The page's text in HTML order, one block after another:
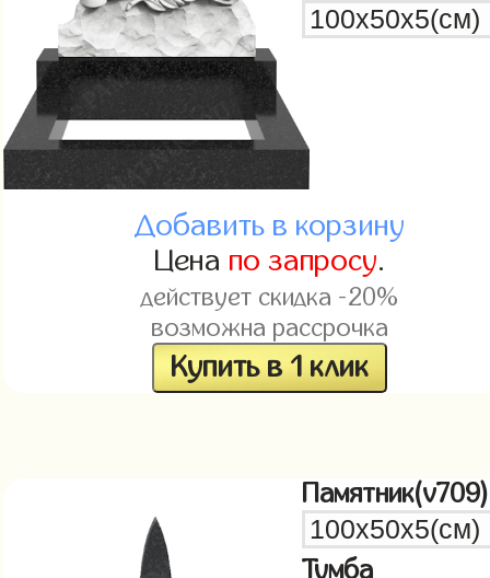
Добавить в корзину
Цена по запросу.
действует скидка -20%
возможна рассрочка
Купить в 1 клик
Памятник(v709)
Тумба